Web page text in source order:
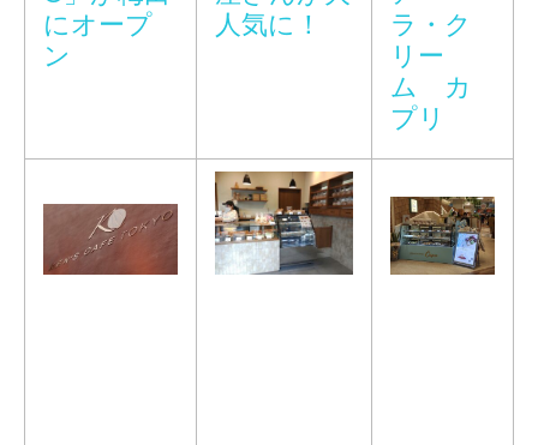
にオープ
ン
人気に！
ラ・ク
リー
ム カ
プリ